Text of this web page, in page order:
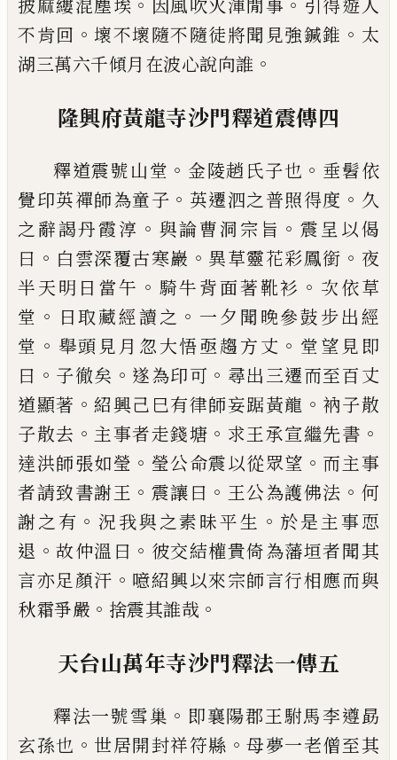
披麻縷混塵埃 因風吹火渾閒事
引得遊人
不肯回 。 壞不壞隨不隨徒將聞見強鍼錐 。 太
湖三萬六千傾月在波心說向誰 。
隆興府黃龍寺沙門釋道震傳四
釋道震號山堂 。 金陵趙氏子也 。 垂髫依
覺印英禪師為童子 。 英遷泗之普照得度 。 久
之辭謁丹霞淳 。 與論曹洞宗旨 。震呈以偈
曰 。 白雲深覆古寒巖 。 異草靈花彩鳳銜 。 夜
半天明日當午 。 騎牛背面著靴衫 。 次依草
堂 。 日取藏經讀之 。 一夕聞晚參鼓步出經
堂 。 舉頭見月忽大悟亟趨方丈 。 堂望見即
曰 。 子徹矣 。 遂為印可 。 尋出三遷而至百丈
道顯著 。 紹興己 巳有律師妄踞黃龍 。 衲子散
子散去 。 主事者走錢塘 。 求王承宣繼先書 。
達洪師張如瑩 。 瑩公命震以從眾望 。 而主事
者請致書謝王 。 震讓曰 。 王公為護佛法 。 何
謝之有 。況我與之素昧平生 。 於是主事恧
退 。故仲溫曰 。 彼交結權貴倚為藩垣者聞其
言亦足顏汗 。 噫紹興以來宗師言行相應而與
秋霜爭嚴 。 捨震其誰哉 。
天台山萬年寺沙門釋法一傳五
釋法一號雪巢 。 即襄陽郡王駙馬李遵勗
玄孫也 。 世居開封祥符縣 。母夢一老僧至其